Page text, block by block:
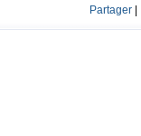
Partager